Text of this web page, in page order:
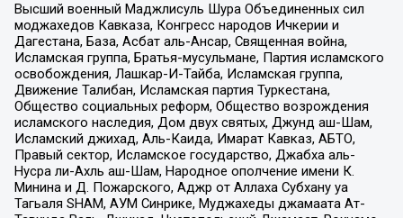
Высший военный Маджлисуль Шура Объединенных сил
моджахедов Кавказа, Конгресс народов Ичкерии и
Дагестана, База, Асбат аль-Ансар, Священная война,
Исламская группа, Братья-мусульмане, Партия исламского
освобождения, Лашкар-И-Тайба, Исламская группа,
Движение Талибан, Исламская партия Туркестана,
Общество социальных реформ, Общество возрождения
исламского наследия, Дом двух святых, Джунд аш-Шам,
Исламский джихад, Аль-Каида, Имарат Кавказ, АБТО,
Правый сектор, Исламское государство, Джабха аль-
Нусра ли-Ахль аш-Шам, Народное ополчение имени К.
Минина и Д. Пожарского, Аджр от Аллаха Субхану уа
Тагьаля SHAM, АУМ Синрике, Муджахеды джамаата Ат-